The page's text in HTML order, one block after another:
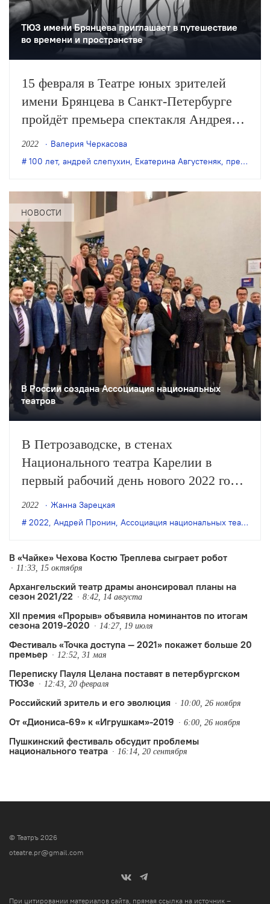
ТЮЗ имени Брянцева приглашает в путешествие
во времени и пространстве
15 февраля в Театре юных зрителей
имени Брянцева в Санкт-Петербурге
пройдёт премьера спектакля Андрея
Слепухина «Время и место» по пьесе
Екатерины Августеняк. Постановка
2022
Валерия Черкасова
100 лет, андрей слепухин, Екатерина Августеняк, премьера 2022
НОВОСТИ
В России создана Ассоциация национальных
театров
В Петрозаводске, в стенах
Национального театра Карелии в
первый рабочий день нового 2022 года,
10 января, руководители более 30
театральных коллективов, имеющих
меморандум о создании Ассоциации
национальных театров России.
Документ был подписан на
2022
Жанна Зарецкая
2022, Андрей Пронин, Ассоциация национальных театров
В «Чайке» Чехова Костю Треплева сыграет робот
11:33, 15 октября
Архангельский театр драмы анонсировал планы на
сезон 2021/22
8:42, 14 августа
XII премия «Прорыв» объявила номинантов по итогам
сезона 2019-2020
14:27, 19 июля
Фестиваль «Точка доступа — 2021» покажет больше 20
премьер
12:52, 31 мая
Переписку Пауля Целана поставят в петербургском
ТЮЗе
12:43, 20 февраля
Российский зритель и его эволюция 10:00, 26 ноября
От «Диониса-69» к «Игрушкам»-2019 6:00, 26 ноября
Пушкинский фестиваль обсудит проблемы
национального театра
16:14, 20 сентября
© Театръ 2026
oteatre.pr@gmail.com
При цитировании материалов сайта, прямая ссылка на источник –